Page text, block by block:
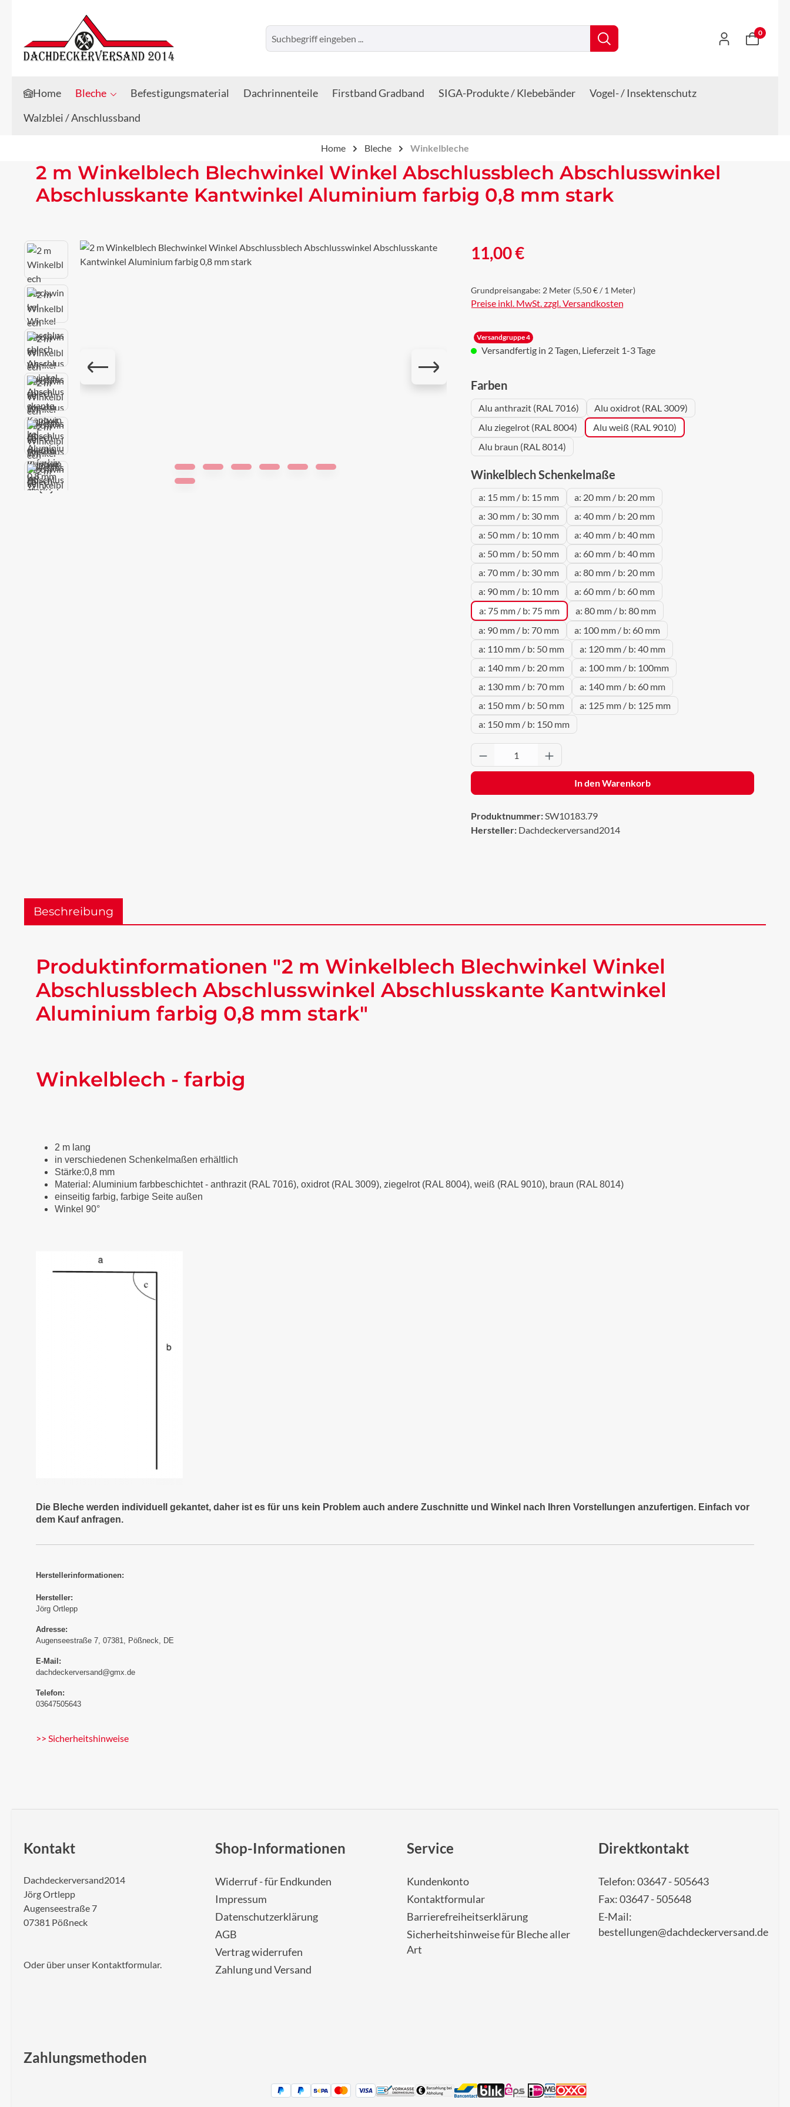
Zum Hauptinhalt springen
Zur Suche springen
0
Home Bleche Befestigungsmaterial Dachrinnenteile Firstband Gradband SIGA-Produkte / Klebebänder
Vogel- / Insektenschutz
Walzblei / Anschlussband
Home Bleche Winkelbleche
2 m Winkelblech Blechwinkel Winkel Abschlussblech Abschlusswinkel
Abschlusskante Kantwinkel Aluminium farbig 0,8 mm stark
Bildergalerie überspringen Regulärer Preis:
11,00 €
Grundpreisangabe: 2 Meter (5,50 € / 1 Meter)
Preise inkl. MwSt. zzgl. Versandkosten
Versandgruppe 4
Versandfertig in 2 Tagen, Lieferzeit 1-3 Tage
Farbenauswählen
Alu anthrazit (RAL 7016)
Alu oxidrot (RAL 3009)
Alu ziegelrot (RAL 8004)
Alu weiß (RAL 9010)
Alu braun (RAL 8014)
Winkelblech Schenkelmaßeauswählen
a: 15 mm / b: 15 mm
a: 20 mm / b: 20 mm
a: 30 mm / b: 30 mm
a: 40 mm / b: 20 mm
a: 50 mm / b: 10 mm
a: 40 mm / b: 40 mm
a: 50 mm / b: 50 mm
a: 60 mm / b: 40 mm
a: 70 mm / b: 30 mm
a: 80 mm / b: 20 mm
a: 90 mm / b: 10 mm
a: 60 mm / b: 60 mm
a: 75 mm / b: 75 mm
a: 80 mm / b: 80 mm
a: 90 mm / b: 70 mm
a: 100 mm / b: 60 mm
a: 110 mm / b: 50 mm
a: 120 mm / b: 40 mm
a: 140 mm / b: 20 mm
a: 100 mm / b: 100mm
a: 130 mm / b: 70 mm
a: 140 mm / b: 60 mm
a: 150 mm / b: 50 mm
a: 125 mm / b: 125 mm
a: 150 mm / b: 150 mm
Produkt Anzahl: Gib den gewünschten Wert ein
In den Warenkorb
Produktnummer:SW10183.79
Hersteller: Dachdeckerversand2014
Beschreibung
Produktinformationen "2 m Winkelblech Blechwinkel Winkel
Abschlussblech Abschlusswinkel Abschlusskante Kantwinkel
Aluminium farbig 0,8 mm stark"
Winkelblech - farbig
2 m lang
in verschiedenen Schenkelmaßen erhältlich
Stärke:0,8 mm
Material: Aluminium farbbeschichtet- anthrazit (RAL 7016), oxidrot (RAL 3009), ziegelrot (RAL 8004), weiß (RAL 9010), braun (RAL 8014)
einseitig farbig, farbige Seite außen
Winkel 90°
Die Bleche werden individuell gekantet, daher ist es für uns kein Problem auch andere Zuschnitte und Winkel nach Ihren Vorstellungen anzufertigen. Einfach vor
dem Kauf anfragen.
Herstellerinformationen:
Hersteller:
Jörg Ortlepp
Adresse:
Augenseestraße 7, 07381, Pößneck, DE
E-Mail:
dachdeckerversand@gmx.de
Telefon:
03647505643
>> Sicherheitshinweise
Kontakt
Dachdeckerversand2014
Jörg Ortlepp
Augenseestraße 7
07381 Pößneck
Oder über unser Kontaktformular.
Shop-Informationen
Widerruf - für Endkunden
Impressum
Datenschutzerklärung
AGB
Vertrag widerrufen
Zahlung und Versand
Service
Kundenkonto
Kontaktformular
Barrierefreiheitserklärung
Sicherheitshinweise für Bleche aller
Art
Direktkontakt
Telefon: 03647 - 505643
Fax: 03647 - 505648
E-Mail:
bestellungen@dachdeckerversand.de
Zahlungsmethoden